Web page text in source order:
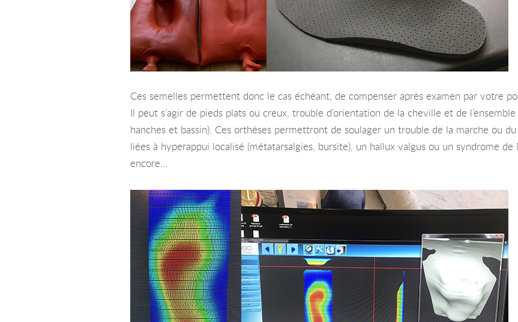
Ces semelles permettent donc le cas échéant, de compenser après examen par votre
Il peut s’agir de pieds plats ou creux, trouble d’orientation de la cheville et de
hanches et bassin). Ces orthèses permettront de soulager un trouble de la marche ou
liées à hyperappui localisé (métatarsalgies, bursite), un hallux valgus ou un syndrome
encore…